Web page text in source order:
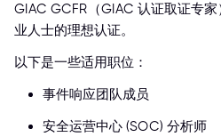
GIAC GCFR（GIAC 认证取证专
业人士的理想认证。
以下是一些适用职位：
事件响应团队成员
安全运营中心 (SOC) 分析师